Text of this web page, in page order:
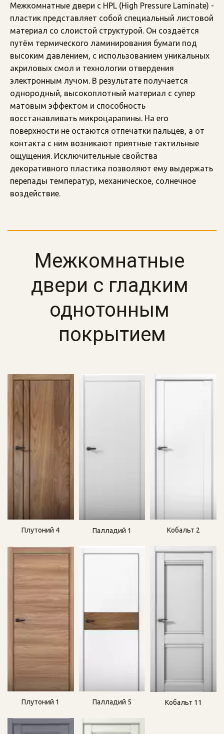
Межкомнатные двери с HPL (High Pressure Laminate) -
пластик представляет собой специальный листовой
материал со слоистой структурой. Он создаётся
путём термического ламинирования бумаги под
высоким давлением, с использованием уникальных
акриловых смол и технологии отвердения
электронным лучом. В результате получается
однородный, высокоплотный материал с супер
матовым эффектом и способность
восстанавливать микроцарапины. На его
поверхности не остаются отпечатки пальцев, а от
контакта с ним возникают приятные тактильные
ощущения. Исключительные свойства
декоративного пластика позволяют ему выдержать
перепады температур, механическое, солнечное
воздействие.
Межкомнатные
двери с гладким
однотонным
покрытием
Плутоний 4 Палладий 1 Кобальт 2
Плутоний 1 Палладий 5 Кобальт 11